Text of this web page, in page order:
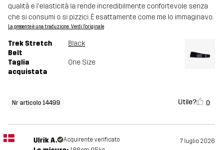
qualità e l'elasticità la rende incredibilmente confortevole senza
che si consumi o si pizzici. È esattamente come me lo immaginavo.
La presente è una traduzione. Verdi l'originale
Trek Stretch
Belt
Black
Taglia
acquistata
One Size
Nr articolo 14499 Utile? 0
Ulrik A. Acquirente verificato 7 luglio 2026